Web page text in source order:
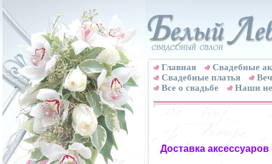
Главная
Свадебные
Cвадебные платья
Все о свадьбе
Наши
Доставка